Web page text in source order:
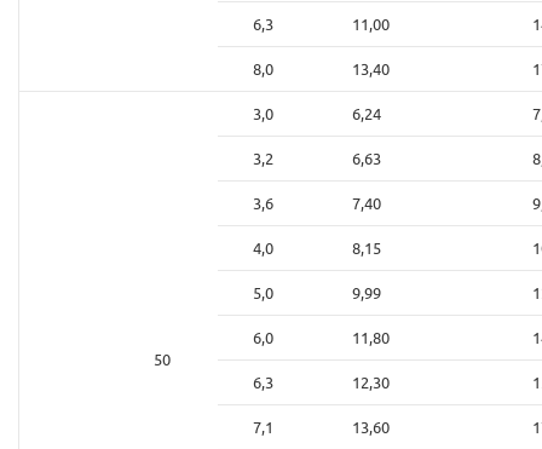
6,3 11,00
8,0 13,40
50
3,0 6,24
3,2 6,63
3,6 7,40
4,0 8,15
5,0 9,99
6,0 11,80
6,3 12,30
7,1 13,60